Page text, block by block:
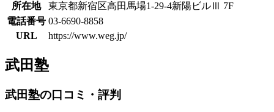
所在地
東京都新宿区高田馬場1-29-4新陽ビルⅢ 7F
電話番号 03-6690-8858
URL
https://www.weg.jp/
武田塾
武田塾の口コミ・評判